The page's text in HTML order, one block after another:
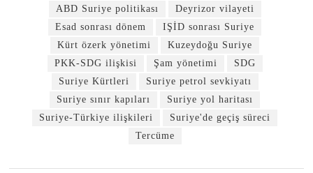
ABD Suriye politikası
Deyrizor vilayeti
Esad sonrası dönem
IŞİD sonrası Suriye
Kürt özerk yönetimi
Kuzeydoğu Suriye
PKK-SDG ilişkisi
Şam yönetimi
SDG
Suriye Kürtleri
Suriye petrol sevkiyatı
Suriye sınır kapıları
Suriye yol haritası
Suriye-Türkiye ilişkileri
Suriye'de geçiş süreci
Tercüme